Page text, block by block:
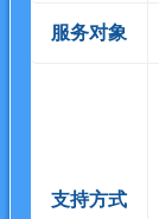
服务对象
支持方式